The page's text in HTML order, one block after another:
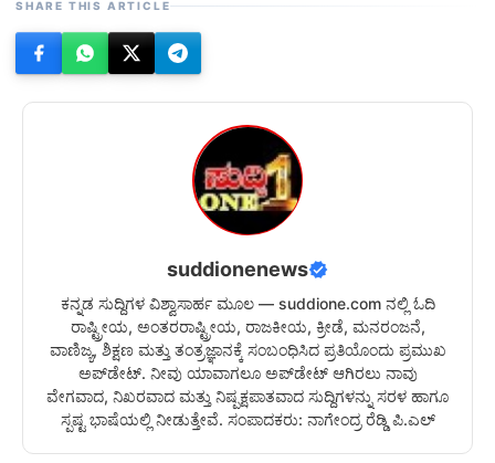
SHARE THIS ARTICLE
suddionenews
ಕನ್ನಡ ಸುದ್ದಿಗಳ ವಿಶ್ವಾಸಾರ್ಹ ಮೂಲ — suddione.com ನಲ್ಲಿ ಓದಿ
ರಾಷ್ಟ್ರೀಯ, ಅಂತರರಾಷ್ಟ್ರೀಯ, ರಾಜಕೀಯ, ಕ್ರೀಡೆ, ಮನರಂಜನೆ,
ವಾಣಿಜ್ಯ, ಶಿಕ್ಷಣ ಮತ್ತು ತಂತ್ರಜ್ಞಾನಕ್ಕೆ ಸಂಬಂಧಿಸಿದ ಪ್ರತಿಯೊಂದು ಪ್ರಮುಖ
ಅಪ್‌ಡೇಟ್. ನೀವು ಯಾವಾಗಲೂ ಅಪ್‌ಡೇಟ್ ಆಗಿರಲು ನಾವು
ವೇಗವಾದ, ನಿಖರವಾದ ಮತ್ತು ನಿಷ್ಪಕ್ಷಪಾತವಾದ ಸುದ್ದಿಗಳನ್ನು ಸರಳ ಹಾಗೂ
ಸ್ಪಷ್ಟ ಭಾಷೆಯಲ್ಲಿ ನೀಡುತ್ತೇವೆ. ಸಂಪಾದಕರು: ನಾಗೇಂದ್ರ ರೆಡ್ಡಿ ಪಿ.ಎಲ್